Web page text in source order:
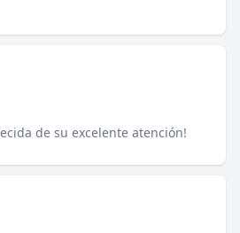
de su excelente atención!